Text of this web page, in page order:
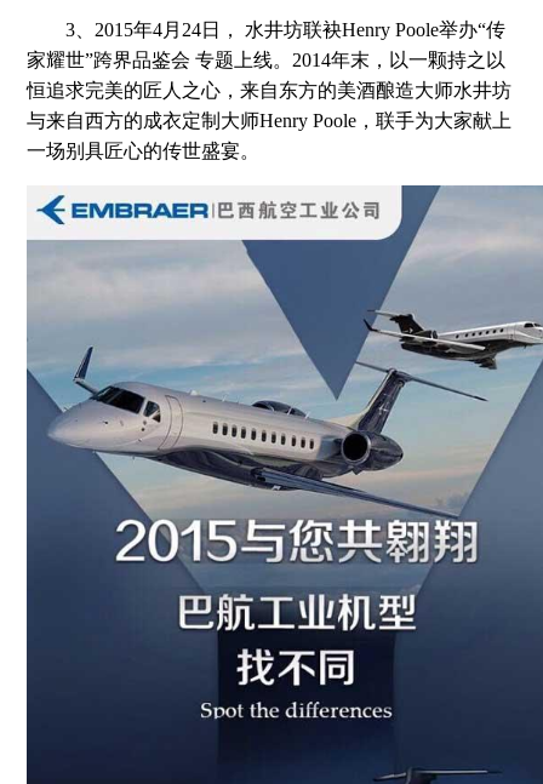
3、2015年4月24日， 水井坊联袂Henry Poole举办“传
家耀世”跨界品鉴会 专题上线。2014年末，以一颗持之以
恒追求完美的匠人之心，来自东方的美酒酿造大师水井坊
与来自西方的成衣定制大师Henry Poole，联手为大家献上
一场别具匠心的传世盛宴。